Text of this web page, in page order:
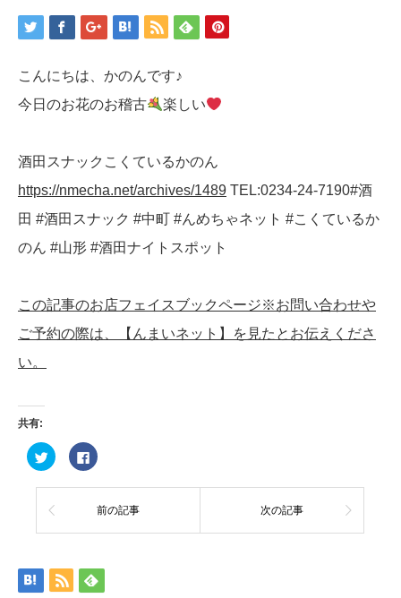
こんにちは、かのんです♪
今日のお花のお稽古
楽しい
酒田スナックこくているかのん
https://nmecha.net/archives/1489 TEL:0234-24-7190#酒
田 #酒田スナック #中町 #んめちゃネット #こくているか
のん #山形 #酒田ナイトスポット
この記事のお店フェイスブックページ※お問い合わせや
ご予約の際は、【んまいネット】を見たとお伝えくださ
い。
共有:
ク
リ
ク
て
Twitter
し
い
ウ
Facebook
で
有
る
に
ク
し
て
前の記事 次の記事